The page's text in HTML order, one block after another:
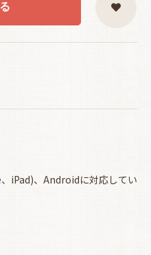
iPad)、Androidに対応してい